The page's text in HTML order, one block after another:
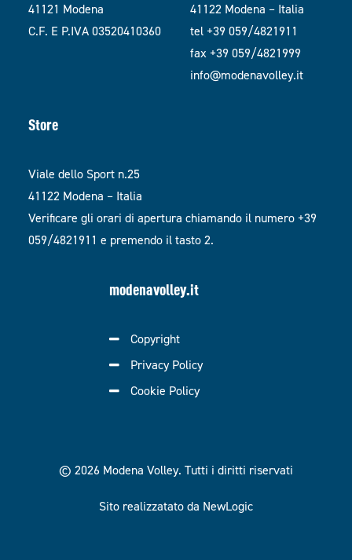
41121 Modena
C.F. E P.IVA 03520410360
41122 Modena – Italia
tel +39 059/4821911
fax +39 059/4821999
info@modenavolley.it
Store
Viale dello Sport n.25
41122 Modena – Italia
Verificare gli orari di apertura chiamando il numero +39
059/4821911 e premendo il tasto 2.
modenavolley.it
Copyright
Privacy Policy
Cookie Policy
© 2026 Modena Volley. Tutti i diritti riservati
Sito realizzatato da NewLogic